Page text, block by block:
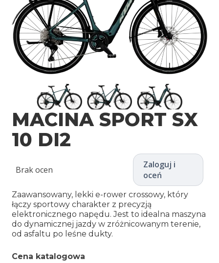
MACINA SPORT SX
10 DI2
Brak ocen
Zaloguj i
oceń
Zaawansowany, lekki e-rower crossowy, który
łączy sportowy charakter z precyzją
elektronicznego napędu. Jest to idealna maszyna
do dynamicznej jazdy w zróżnicowanym terenie,
od asfaltu po leśne dukty.
Cena katalogowa